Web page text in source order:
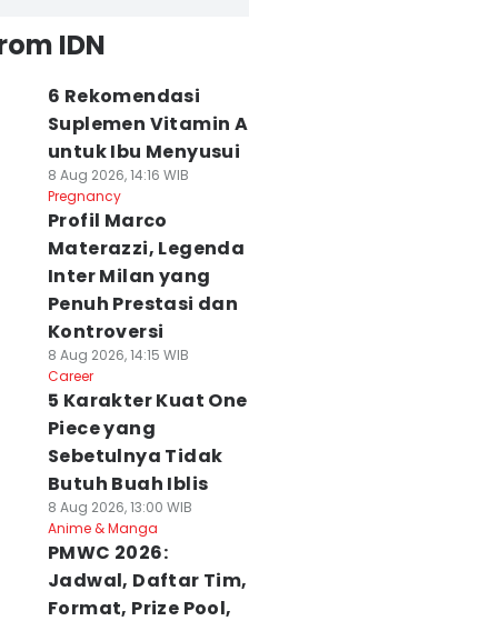
IDN
6 Rekomendasi
Suplemen Vitamin A
untuk Ibu Menyusui
8 Aug 2026, 14:16 WIB
Pregnancy
Profil Marco
Materazzi, Legenda
Inter Milan yang
Penuh Prestasi dan
Kontroversi
8 Aug 2026, 14:15 WIB
Career
5 Karakter Kuat One
Piece yang
Sebetulnya Tidak
Butuh Buah Iblis
8 Aug 2026, 13:00 WIB
Anime & Manga
PMWC 2026:
Jadwal, Daftar Tim,
Format, Prize Pool,